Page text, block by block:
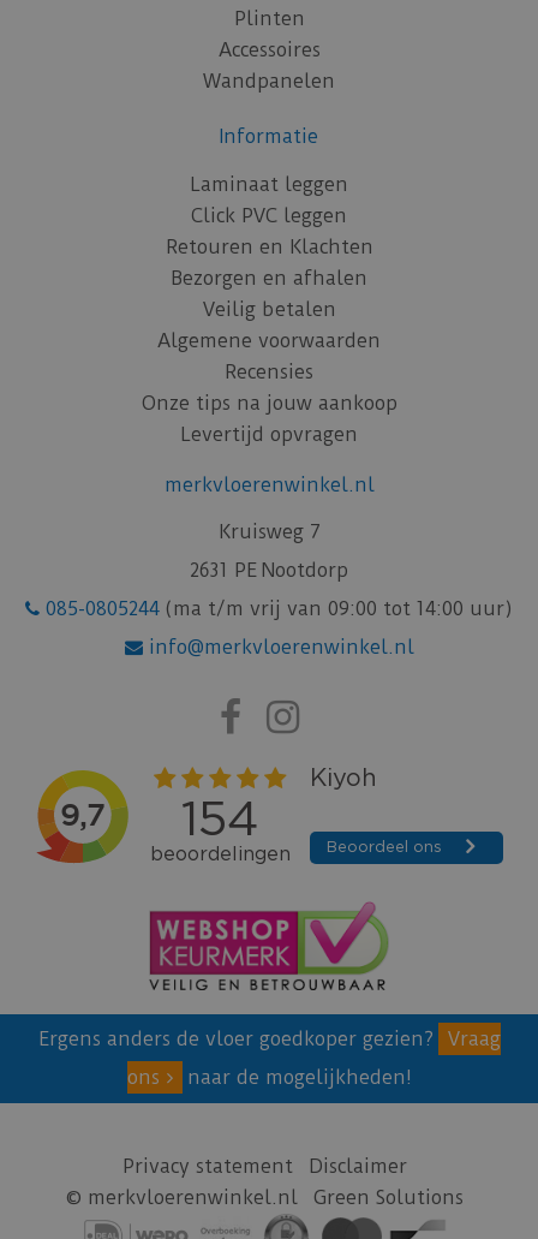
Plinten
Accessoires
Wandpanelen
Informatie
Laminaat leggen
Click PVC leggen
Retouren en Klachten
Bezorgen en afhalen
Veilig betalen
Algemene voorwaarden
Recensies
Onze tips na jouw aankoop
Levertijd opvragen
merkvloerenwinkel.nl
Kruisweg 7
2631 PE Nootdorp
085-0805244 (ma t/m vrij van 09:00 tot 14:00 uur)
info@merkvloerenwinkel.nl
Ergens anders de vloer goedkoper gezien?
Vraag
ons
naar de mogelijkheden!
Privacy statement
Disclaimer
© merkvloerenwinkel.nl
Green Solutions